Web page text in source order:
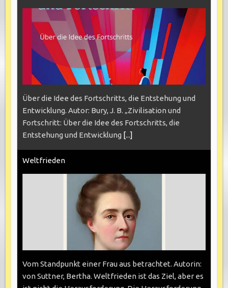
Über die Idee des Fortschritts, die Entstehung und
Entwicklung. Autor: Bury, J. B. „Zivilisation und
Fortschritt: Über die Idee des Fortschritts, die
Entstehung und Entwicklung [...]
Weltfrieden
Vom Standpunkt einer Frau aus betrachtet. Autorin:
von Suttner, Bertha. Weltfrieden ist das Ziel, aber es